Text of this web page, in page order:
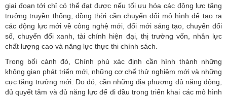
giai đoạn tới chỉ có thể đạt được nếu tối ưu hóa các động lực tăng
trưởng truyền thống, đồng thời cần chuyển đổi mô hình để tạo ra
các động lực mới về công nghệ mới, đổi mới sáng tạo, chuyển đổi
số, chuyển đổi xanh, tài chính hiện đại, thị trường vốn, nhân lực
chất lượng cao và năng lực thực thi chính sách.
Trong bối cảnh đó, Chính phủ xác định cần hình thành những
không gian phát triển mới, những cơ chế thử nghiệm mới và những
cực tăng trưởng mới. Do đó, cần những địa phương đủ năng động,
đủ quyết tâm và đủ năng lực để đi đầu trong triển khai các mô hình